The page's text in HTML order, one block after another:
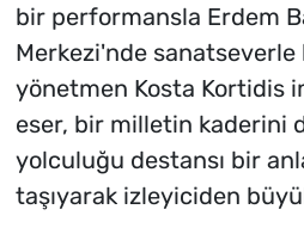
bir performansla Erdem
Merkezi'nde sanatseverle
yönetmen Kosta Kortidis
eser, bir milletin kaderini
yolculuğu destansı bir
taşıyarak izleyiciden